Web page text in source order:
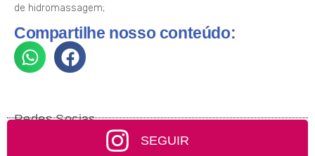
de hidromassagem;
Compartilhe nosso conteúdo:
Redes Socias
SEGUIR